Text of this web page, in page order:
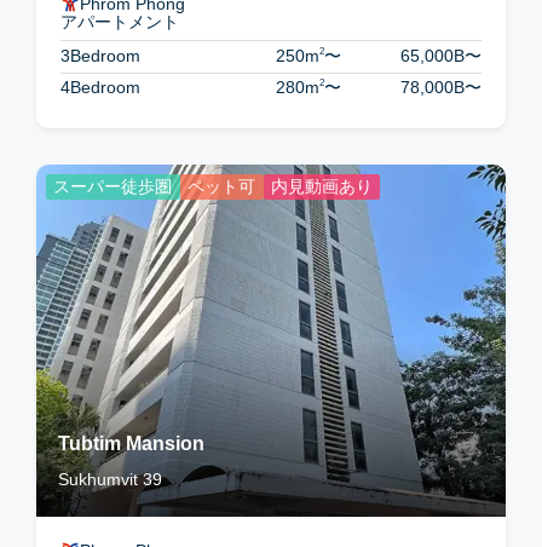
Phrom Phong
アパートメント
3Bedroom
250m2〜 65,000B〜
4Bedroom
280m2〜 78,000B〜
スーパー徒歩圏 ペット可 内見動画あり
Tubtim Mansion
Sukhumvit 39